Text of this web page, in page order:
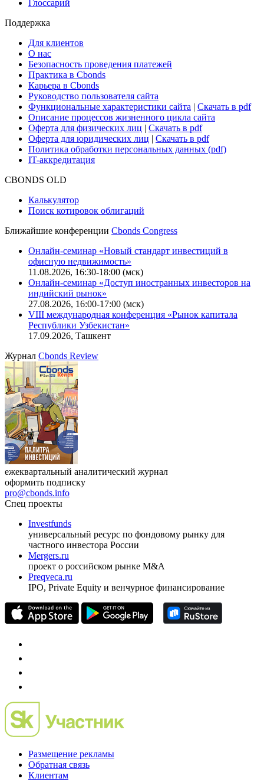
Глоссарий
Поддержка
Для клиентов
О нас
Безопасность проведения платежей
Практика в Cbonds
Карьера в Cbonds
Руководство пользователя сайта
Функциональные характеристики сайта | Скачать в pdf
Описание процессов жизненного цикла сайта
Оферта для физических лиц | Скачать в pdf
Оферта для юридических лиц | Скачать в pdf
Политика обработки персональных данных (pdf)
IT-аккредитация
CBONDS OLD
Калькулятор
Поиск котировок облигаций
Ближайшие конференции Cbonds Congress
Онлайн-семинар «Новый стандарт инвестиций в
офисную недвижимость»
11.08.2026, 16:30-18:00 (мск)
Онлайн-семинар «Доступ иностранных инвесторов на
индийский рынок»
27.08.2026, 16:00-17:00 (мск)
VIII международная конференция «Рынок капитала
Республики Узбекистан»
17.09.2026, Ташкент
Журнал Cbonds Review
ежеквартальный аналитический журнал
оформить подписку
pro@cbonds.info
Спец проекты
Investfunds
универсальный ресурс по фондовому рынку для
частного инвестора России
Mergers.ru
проект о российском рынке M&A
Preqveca.ru
IPO, Private Equity и венчурное финансирование
Размещение рекламы
Обратная связь
Клиентам